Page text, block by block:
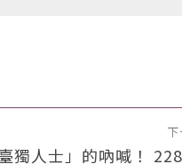
獨人士」的吶喊！